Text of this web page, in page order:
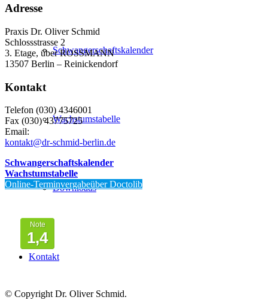
Schwangerschaftskalender
Wachstumstabelle
Downloads
Kontakt
Adresse
Praxis Dr. Oliver Schmid
Schlossstrasse 2
3. Etage, über ROSSMANN
13507 Berlin – Reinickendorf
Kontakt
Telefon (030) 4346001
Fax (030) 43775725
Email:
kontakt@dr-schmid-berlin.de
Schwangerschaftskalender
Wachstumstabelle
Online-Terminvergabeüber Doctolib
Note
1,4
© Copyright Dr. Oliver Schmid.